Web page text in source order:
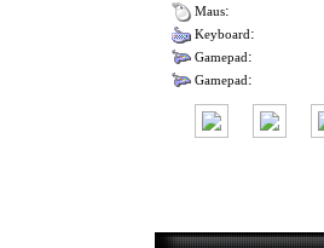
Maus:
Keyboard:
Gamepad:
Gamepad: